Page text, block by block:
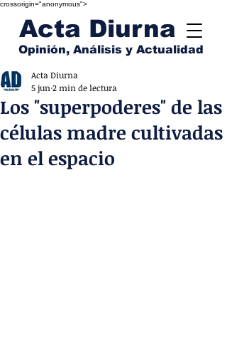
crossorigin="anonymous">
Acta Diurna
Opinión, Análisis y Actualidad
Los "superpoderes" de las
células madre cultivadas
en el espacio
Acta Diurna
5 jun 2 min de lectura